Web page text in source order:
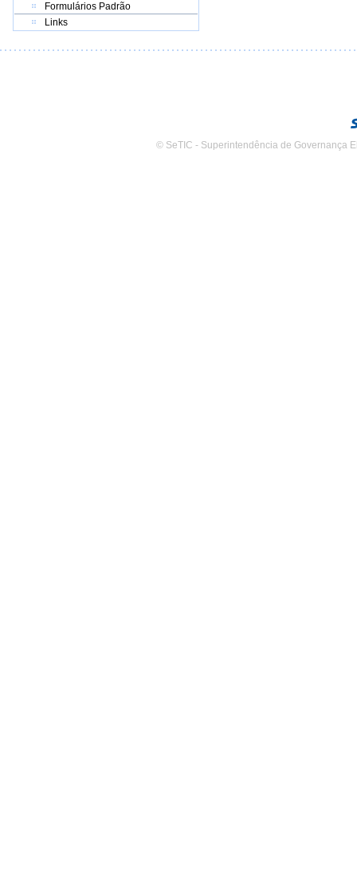
Formulários Padrão
Links
© SeTIC - Superintendência de Governança